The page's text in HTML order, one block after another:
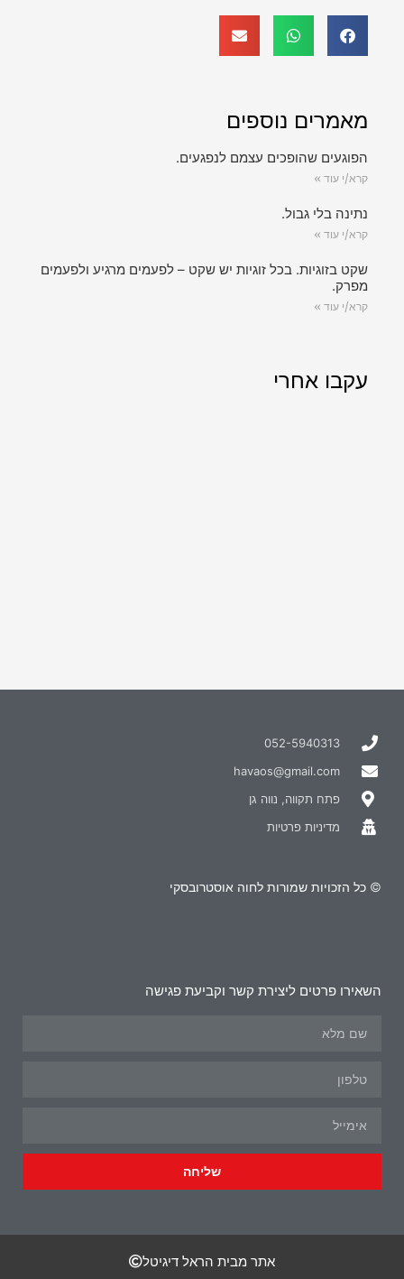
מאמרים נוספים
הפוגעים שהופכים עצמם לנפגעים.
קרא/י עוד »
נתינה בלי גבול.
קרא/י עוד »
שקט בזוגיות. בכל זוגיות יש שקט – לפעמים מרגיע ולפעמים
מפרק.
קרא/י עוד »
עקבו אחרי
052-5940313
havaos@gmail.com
פתח תקווה, נווה גן
מדיניות פרטיות
© כל הזכויות שמורות לחוה אוסטרובסקי
השאירו פרטים ליצירת קשר וקביעת פגישה
שליחה
אתר מבית הראל דיגיטל